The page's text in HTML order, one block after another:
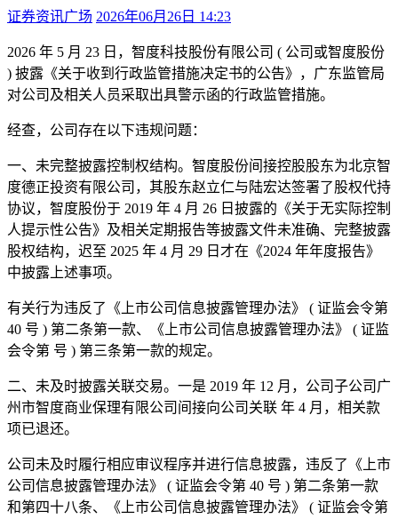
证券资讯广场 2026年06月26日 14:23
2026 年 5 月 23 日，智度科技股份有限公司 ( 公司或智度股份
) 披露《关于收到行政监管措施决定书的公告》，广东监管局
对公司及相关人员采取出具警示函的行政监管措施。
经查，公司存在以下违规问题：
一、未完整披露控制权结构。智度股份间接控股股东为北京智
度德正投资有限公司，其股东赵立仁与陆宏达签署了股权代持
协议，智度股份于 2019 年 4 月 26 日披露的《关于无实际控制
人提示性公告》及相关定期报告等披露文件未准确、完整披露
股权结构，迟至 2025 年 4 月 29 日才在《2024 年年度报告》
中披露上述事项。
有关行为违反了《上市公司信息披露管理办法》 ( 证监会令第
40 号 ) 第二条第一款、《上市公司信息披露管理办法》 ( 证监
会令第 号 ) 第三条第一款的规定。
二、未及时披露关联交易。一是 2019 年 12 月，公司子公司广
州市智度商业保理有限公司间接向公司关联 年 4 月，相关款
项已退还。
公司未及时履行相应审议程序并进行信息披露，违反了《上市
公司信息披露管理办法》 ( 证监会令第 40 号 ) 第二条第一款
和第四十八条、《上市公司信息披露管理办法》 ( 证监会令第